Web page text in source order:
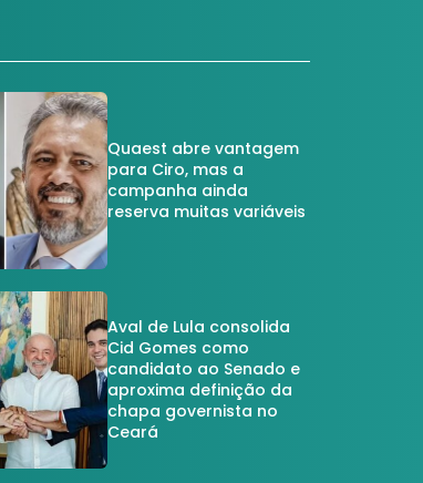
Quaest abre vantagem
para Ciro, mas a
campanha ainda
reserva muitas variáveis
Aval de Lula consolida
Cid Gomes como
candidato ao Senado e
aproxima definição da
chapa governista no
Ceará